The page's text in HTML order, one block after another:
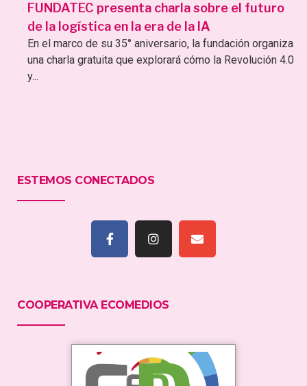
FUNDATEC presenta charla sobre el futuro
de la logística en la era de la IA
En el marco de su 35° aniversario, la fundación organiza
una charla gratuita que explorará cómo la Revolución 4.0
y...
ESTEMOS CONECTADOS
COOPERATIVA ECOMEDIOS